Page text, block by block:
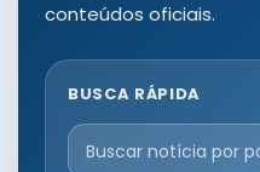
conteúdos oficiais.
BUSCA RÁPIDA